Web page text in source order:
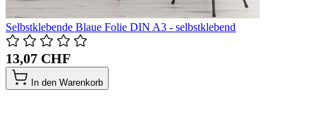
Selbstklebende Blaue Folie DIN A3 - selbstklebend
13,07 CHF
In den Warenkorb